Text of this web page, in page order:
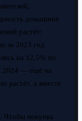
домашних
растёт:
за 2023 год
на 12,5% по
2024 — ещё на
растёт, а вместе
Чтобы покупка